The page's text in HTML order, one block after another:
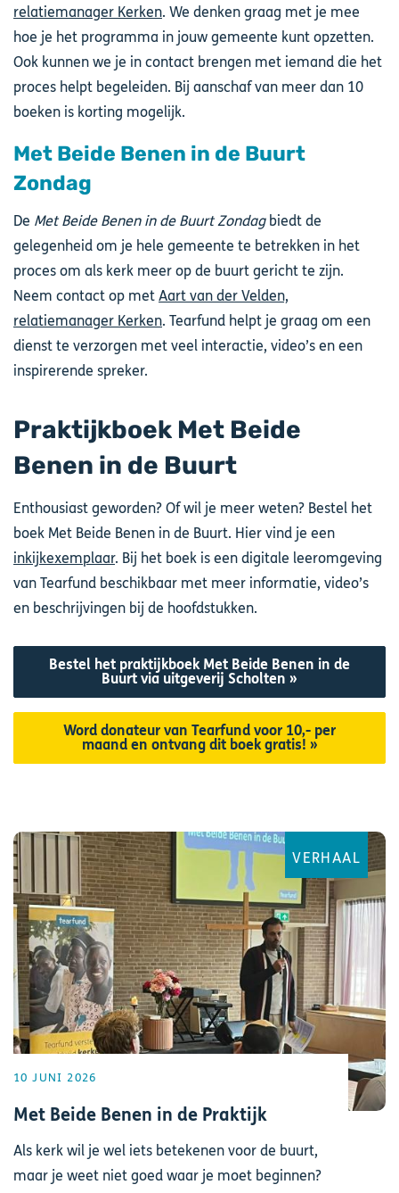
relatiemanager Kerken. We denken graag met je mee
hoe je het programma in jouw gemeente kunt opzetten.
Ook kunnen we je in contact brengen met iemand die het
proces helpt begeleiden. Bij aanschaf van meer dan 10
boeken is korting mogelijk.
Met Beide Benen in de Buurt
Zondag
De Met Beide Benen in de Buurt Zondagbiedt de
gelegenheid om je hele gemeente te betrekken in het
proces om als kerk meer op de buurt gericht te zijn.
Neem contact op met Aart van der Velden,
relatiemanager Kerken. Tearfund helpt je graag om een
dienst te verzorgen met veel interactie, video’s en een
inspirerende spreker.
Praktijkboek Met Beide
Benen in de Buurt
Enthousiast geworden? Of wil je meer weten? Bestel het
boek Met Beide Benen in de Buurt. Hier vind je een
inkijkexemplaar. Bij het boek is een digitale leeromgeving
van Tearfund beschikbaar met meer informatie, video’s
en beschrijvingen bij de hoofdstukken.
Bestel het praktijkboek Met Beide Benen in de
Buurt via uitgeverij Scholten »
Word donateur van Tearfund voor 10,- per
maand en ontvang dit boek gratis! »
VERHAAL
10 JUNI 2026
Met Beide Benen in de Praktijk
Als kerk wil je wel iets betekenen voor de buurt,
maar je weet niet goed waar je moet beginnen?